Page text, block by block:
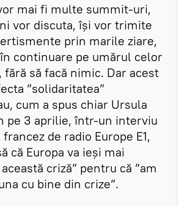
mai fi multe summit-uri,
vor discuta, își vor trimite
prin marile ziare,
continuare pe umărul celor
fără să facă nimic. Dar acest
”solidaritatea”
cum a spus chiar Ursula
pe 3 aprilie, într-un interviu
de radio Europe E1,
că Europa va ieşi mai
criză” pentru că ”am
cu bine din crize”.